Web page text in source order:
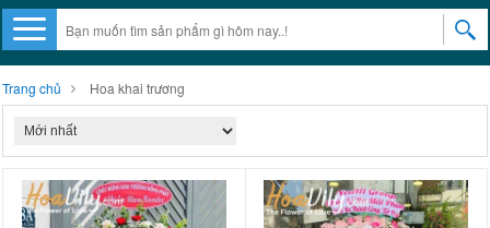
Trang chủ Hoa khai trương